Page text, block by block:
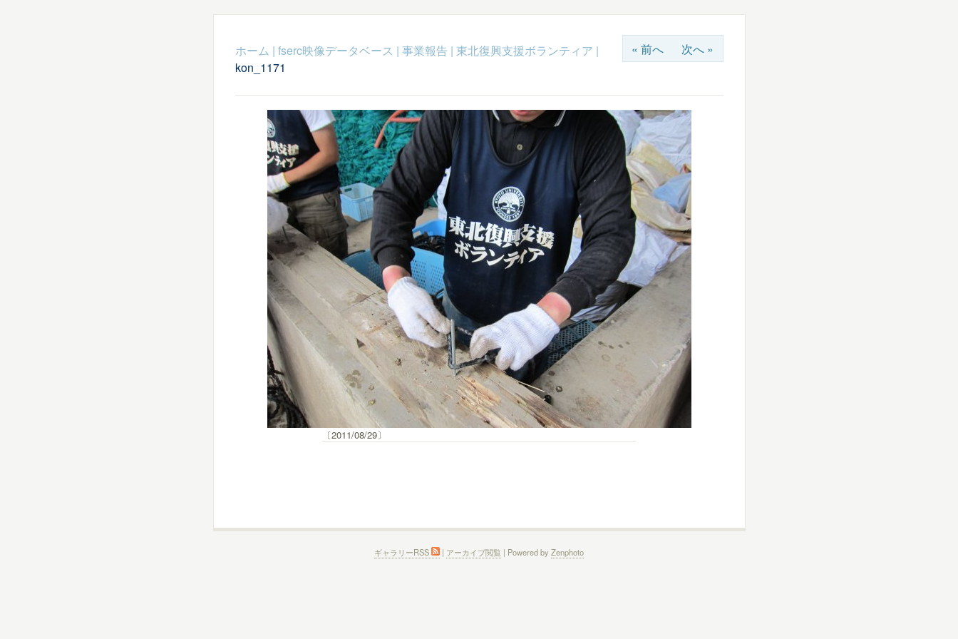
« 前へ 次へ »
ホーム | fserc映像データベース | 事業報告 | 東北復興支援ボランティア |
kon_1171
〔2011/08/29〕
ギャラリーRSS | アーカイブ閲覧 | Powered by Zenphoto